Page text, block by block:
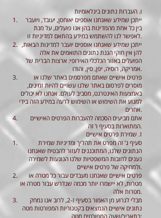
ו. העברות נתונים בינלאומיות
ייתכן שמידע שאנחנו אוספים יאוחסן, יעובד, ויועבר
בין כל אחת מהמדינות בהן אנו פועלים, על מנת
לאפשר לנו להשתמש במידע בהתאם למדיניות זו.
ייתכן שמידע שאנחנו אוספים יועבר למדינות הבאות,
להן אין חוקי הגנת נתונים התואמים את אלה
הפועלים באזור הכלכלי האירופי: ארצות הברית של
אמריקה, רוסיה, יפן, סין, והודו.
פרטים אישיים שאתם מפרסמים באתר שלנו או
מוסרים לפרסום באתר שלנו עשויים להיות זמינים,
באמצעות האינטרנט, מסביב לעולם. אנחנו לא יכולים
למנוע את השימוש או השימוש לרעה במידע הזה בידי
אחרים.
אתם מביעים הסכמה להעברות הפרטים האישיים
המתוארות בסעיף ו’ זה.
ז. שמירת פרטים אישיים
סעיף ג’ זה מפרט את תהליך ומדיניות שמירת
הנתונים שלנו, המתוכננים לעזור להבטיח שאנחנו
נענים לחובות המשפטיות שלנו הנוגעות לשמירה
ולמחיקה של פרטים אישיים.
פרטים אישיים שאנחנו מעבדים עבור כל מטרה או
מטרות, לא יישמרו יותר מכמה שנדרש עבור מטרה או
מטרות אלה.
מבלי לגרוע מן האמור בסעיף ז-2, לרוב אנו נמחק
נתונים אישיים הנמצאים בקטגוריות המפורטות מטה
בתאריך/שעה המפורטים מטה: